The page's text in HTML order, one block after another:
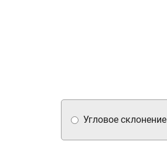
Угловое склонение